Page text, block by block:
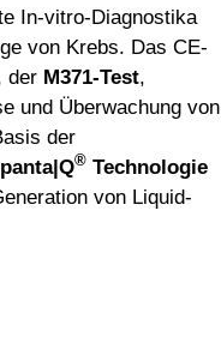
In-vitro-Diagnostika
von Krebs. Das CE-
der M371-Test,
und Überwachung von
der
panta|Q® Technologie
von Liquid-